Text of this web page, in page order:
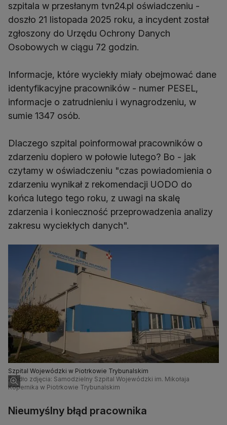
szpitala w przesłanym tvn24.pl oświadczeniu -
doszło 21 listopada 2025 roku, a incydent został
zgłoszony do Urzędu Ochrony Danych
Osobowych w ciągu 72 godzin.
Informacje, które wyciekły miały obejmować dane
identyfikacyjne pracowników - numer PESEL,
informacje o zatrudnieniu i wynagrodzeniu, w
sumie 1347 osób.
Dlaczego szpital poinformował pracowników o
zdarzeniu dopiero w połowie lutego? Bo - jak
czytamy w oświadczeniu "czas powiadomienia o
zdarzeniu wynikał z rekomendacji UODO do
końca lutego tego roku, z uwagi na skalę
zdarzenia i konieczność przeprowadzenia analizy
zakresu wyciekłych danych".
Szpital Wojewódzki w Piotrkowie Trybunalskim
Źródło zdjęcia: Samodzielny Szpital Wojewódzki im. Mikołaja
Kopernika w Piotrkowie Trybunalskim
Nieumyślny błąd pracownika